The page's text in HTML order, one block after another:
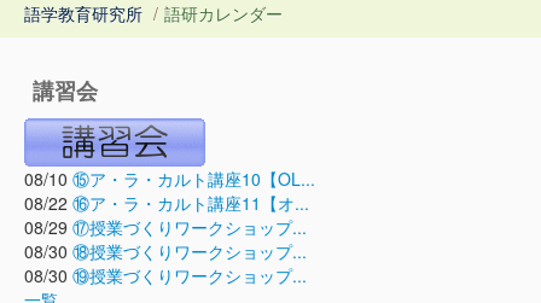
語学教育研究所 / 語研カレンダー
講習会
08/10 ⑮ア・ラ・カルト講座10【OL...
08/22 ⑯ア・ラ・カルト講座11【オ...
08/29 ⑰授業づくりワークショップ...
08/30 ⑱授業づくりワークショップ...
08/30 ⑲授業づくりワークショップ...